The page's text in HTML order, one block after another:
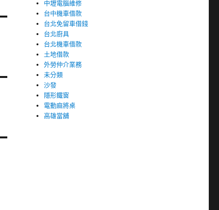
中壢電腦維修
台中機車借款
台北免留車借錢
台北廚具
台北機車借款
土地借款
外勞仲介業務
未分類
沙發
隱形鐵窗
電動麻將桌
高雄當舖